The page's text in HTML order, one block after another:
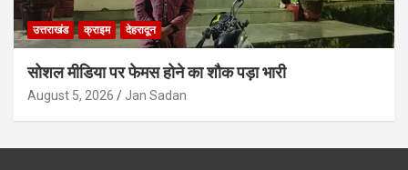
उत्तराखंड क्राइम देहरादून
सोशल मीडिया पर फेमस होने का शौक पड़ा भारी
August 5, 2026 Jan Sadan